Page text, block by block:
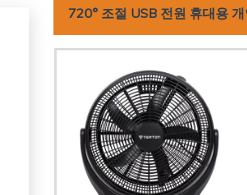
720° 조절 USB 전원 휴대용